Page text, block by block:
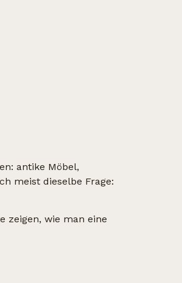
antike Möbel,
meist dieselbe Frage:
zeigen, wie man eine